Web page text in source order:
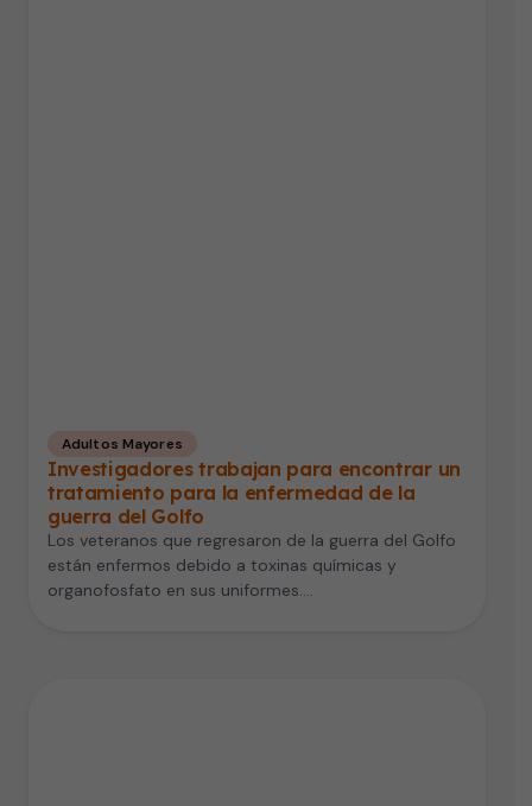
Adultos Mayores
Investigadores trabajan para encontrar un
tratamiento para la enfermedad de la
guerra del Golfo
Los veteranos que regresaron de la guerra del Golfo
están enfermos debido a toxinas químicas y
organofosfato en sus uniformes.…